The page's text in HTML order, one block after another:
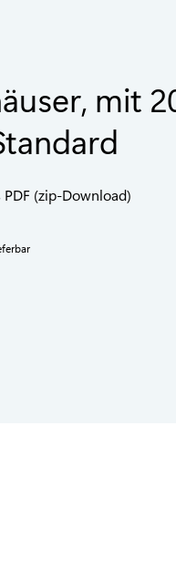
mit
(zip-Download)